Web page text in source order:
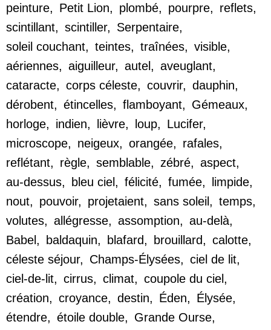
peinture, Petit Lion, plombé, pourpre, reflets,
scintillant, scintiller, Serpentaire,
soleil couchant, teintes, traînées, visible,
aériennes, aiguilleur, autel, aveuglant,
cataracte, corps céleste, couvrir, dauphin,
dérobent, étincelles, flamboyant, Gémeaux,
horloge, indien, lièvre, loup, Lucifer,
microscope, neigeux, orangée, rafales,
reflétant, règle, semblable, zébré, aspect,
au-dessus, bleu ciel, félicité, fumée, limpide,
nout, pouvoir, projetaient, sans soleil, temps,
volutes, allégresse, assomption, au-delà,
Babel, baldaquin, blafard, brouillard, calotte,
céleste séjour, Champs-Élysées, ciel de lit,
ciel-de-lit, cirrus, climat, coupole du ciel,
création, croyance, destin, Éden, Élysée,
étendre, étoile double, Grande Ourse,